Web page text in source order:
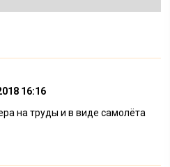
16:16
на труды и в виде самолёта